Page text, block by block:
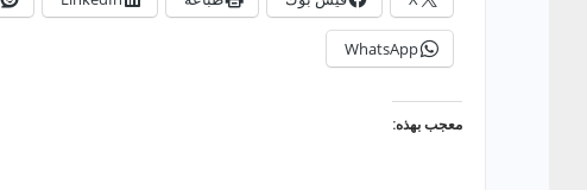
WhatsApp
معجب بهذه: